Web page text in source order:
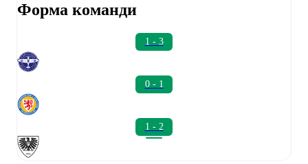
Форма команди
1 - 3
0 - 1
1 - 2